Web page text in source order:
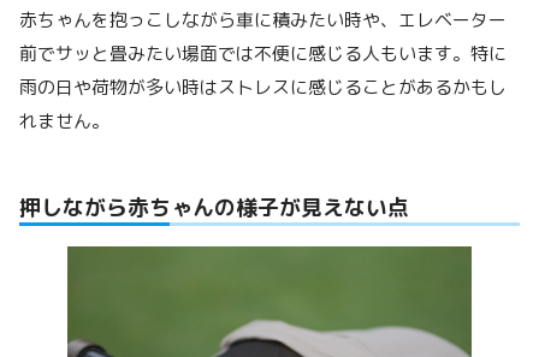
赤ちゃんを抱っこしながら車に積みたい時や、エレベーター
前でサッと畳みたい場面では不便に感じる人もいます。特に
雨の日や荷物が多い時はストレスに感じることがあるかもし
れません。
押しながら赤ちゃんの様子が見えない点